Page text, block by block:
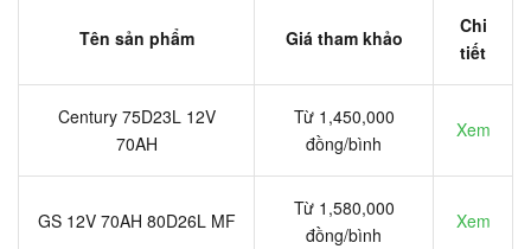
Tên sản phẩm Giá tham khảo
Chi
tiết
Century 75D23L 12V
70AH
Từ 1,450,000
đồng/bình
Xem
GS 12V 70AH 80D26L MF
Từ 1,580,000
đồng/bình
Xem